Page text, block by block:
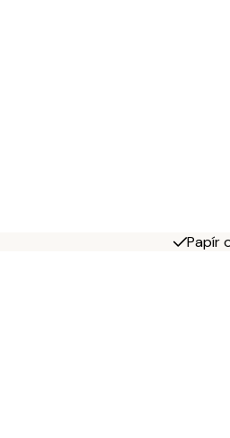
Papír